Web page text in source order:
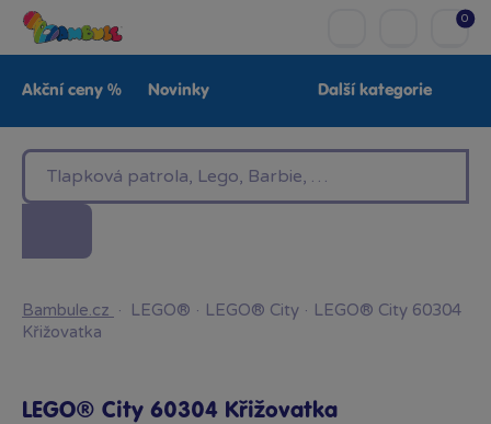
0
Akční ceny % Novinky
Baby Značky
Další kategorie
Bambule.cz · LEGO® · LEGO® City · LEGO® City 60304
Křižovatka
LEGO® City 60304 Křižovatka